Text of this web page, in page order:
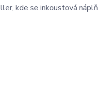
kde se inkoustová